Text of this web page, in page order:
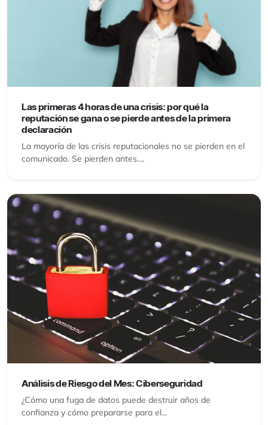
Las primeras 4 horas de una crisis: por qué la
reputación se gana o se pierde antes de la primera
declaración
La mayoría de las crisis reputacionales no se pierden en el
comunicado. Se pierden antes....
Análisis de Riesgo del Mes: Ciberseguridad
¿Cómo una fuga de datos puede destruir años de
confianza y cómo prepararse para el...